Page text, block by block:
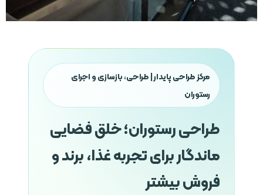
مرکز طراحی پایدار | طراحی، بازسازی و اجرای
رستوران
طراحی رستوران؛ خلق فضایی
ماندگار برای تجربه غذا، برند و
فروش بیشتر